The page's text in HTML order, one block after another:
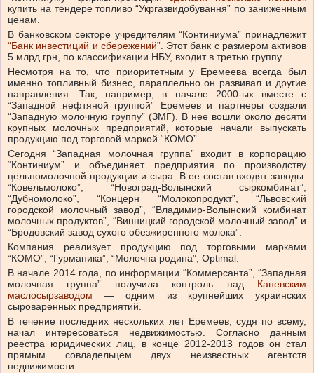
купить на тендере топливо “Укргазвидобування” по заниженным
ценам.
В банковском секторе учредителям “Континиума” принадлежит
“Банк инвестиций и сбережений”. Этот банк с размером активов
5 млрд грн, по классификации НБУ, входит в третью группу.
Несмотря на то, что приоритетным у Еремеева всегда был
именно топливный бизнес, параллельно он развивал и другие
направления. Так, например, в начале 2000-ых вместе с
“Западной нефтяной группой” Еремеев и партнеры создали
“Западную молочную группу” (ЗМГ). В нее вошли около десяти
крупных молочных предприятий, которые начали выпускать
продукцию под торговой маркой “КОМО”.
Сегодня “Западная молочная группа” входит в корпорацию
“Континиум” и объединяет предприятия по производству
цельномолочной продукции и сыра. В ее состав входят заводы:
“Ковельмолоко”, “Новоград-Волынский сыркомбинат”,
“Дубномолоко”, “Концерн “Молокопродукт”, “Львовский
городской молочный завод”, “Владимир-Волынский комбинат
молочных продуктов”, “Винницкий городской молочный завод” и
“Бродовский завод сухого обезжиренного молока”.
Компания реализует продукцию под торговыми марками
“КОМО”, “Гурманика”, “Молочна родина”, Optimal.
В начале 2014 года, по информации “Коммерсанта”, “Западная
молочная группа” получила контроль над Каневским
маслосырзаводом — одним из крупнейших украинских
сыроваренных предприятий.
В течение последних нескольких лет Еремеев, судя по всему,
начал интересоваться недвижимостью. Согласно данным
реестра юридических лиц, в конце 2012-2013 годов он стал
прямым совладельцем двух неизвестных агентств
недвижимости.